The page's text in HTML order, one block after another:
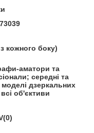
кожного боку)
аматори та
середні та
моделі дзеркальних
об'єктиви